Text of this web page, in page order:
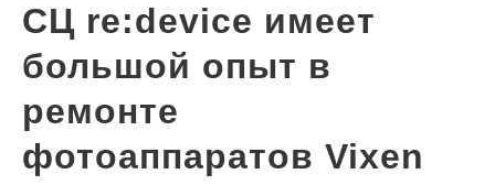
СЦ re:device имеет
большой опыт в
ремонте
фотоаппаратов Vixen